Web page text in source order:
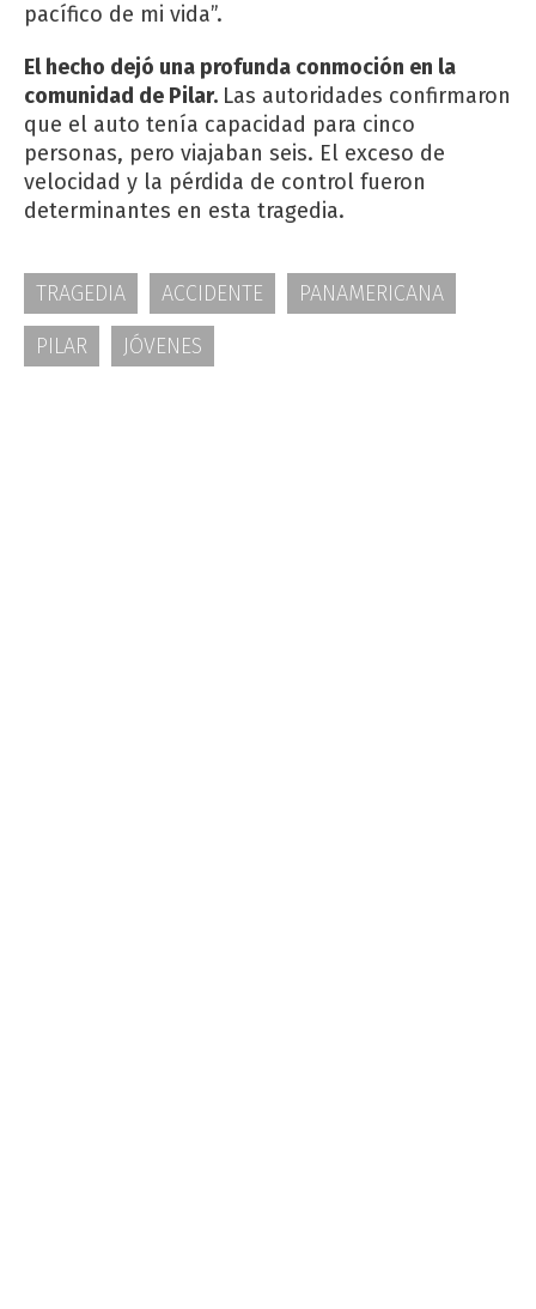
pacífico de mi vida”.
El hecho dejó una profunda conmoción en la
comunidad de Pilar. Las autoridades confirmaron
que el auto tenía capacidad para cinco
personas, pero viajaban seis. El exceso de
velocidad y la pérdida de control fueron
determinantes en esta tragedia.
TRAGEDIA ACCIDENTE
PANAMERICANA
PILAR
JÓVENES